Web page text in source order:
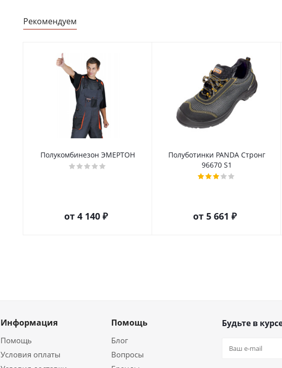
Рекомендуем
Полукомбинезон ЭМЕРТОН
от 4 140 ₽
Полуботинки PANDA Стронг
96670 S1
от 5 661 ₽
Информация
Помощь
Условия оплаты
Помощь
Блог
Вопросы
Будьте в